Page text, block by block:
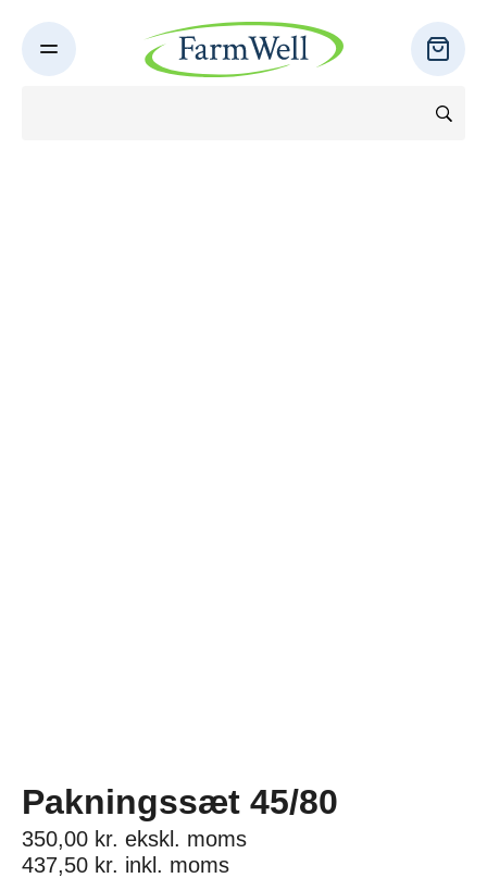
Pakningssæt 45/80
350,00 kr. ekskl. moms
437,50 kr. inkl. moms